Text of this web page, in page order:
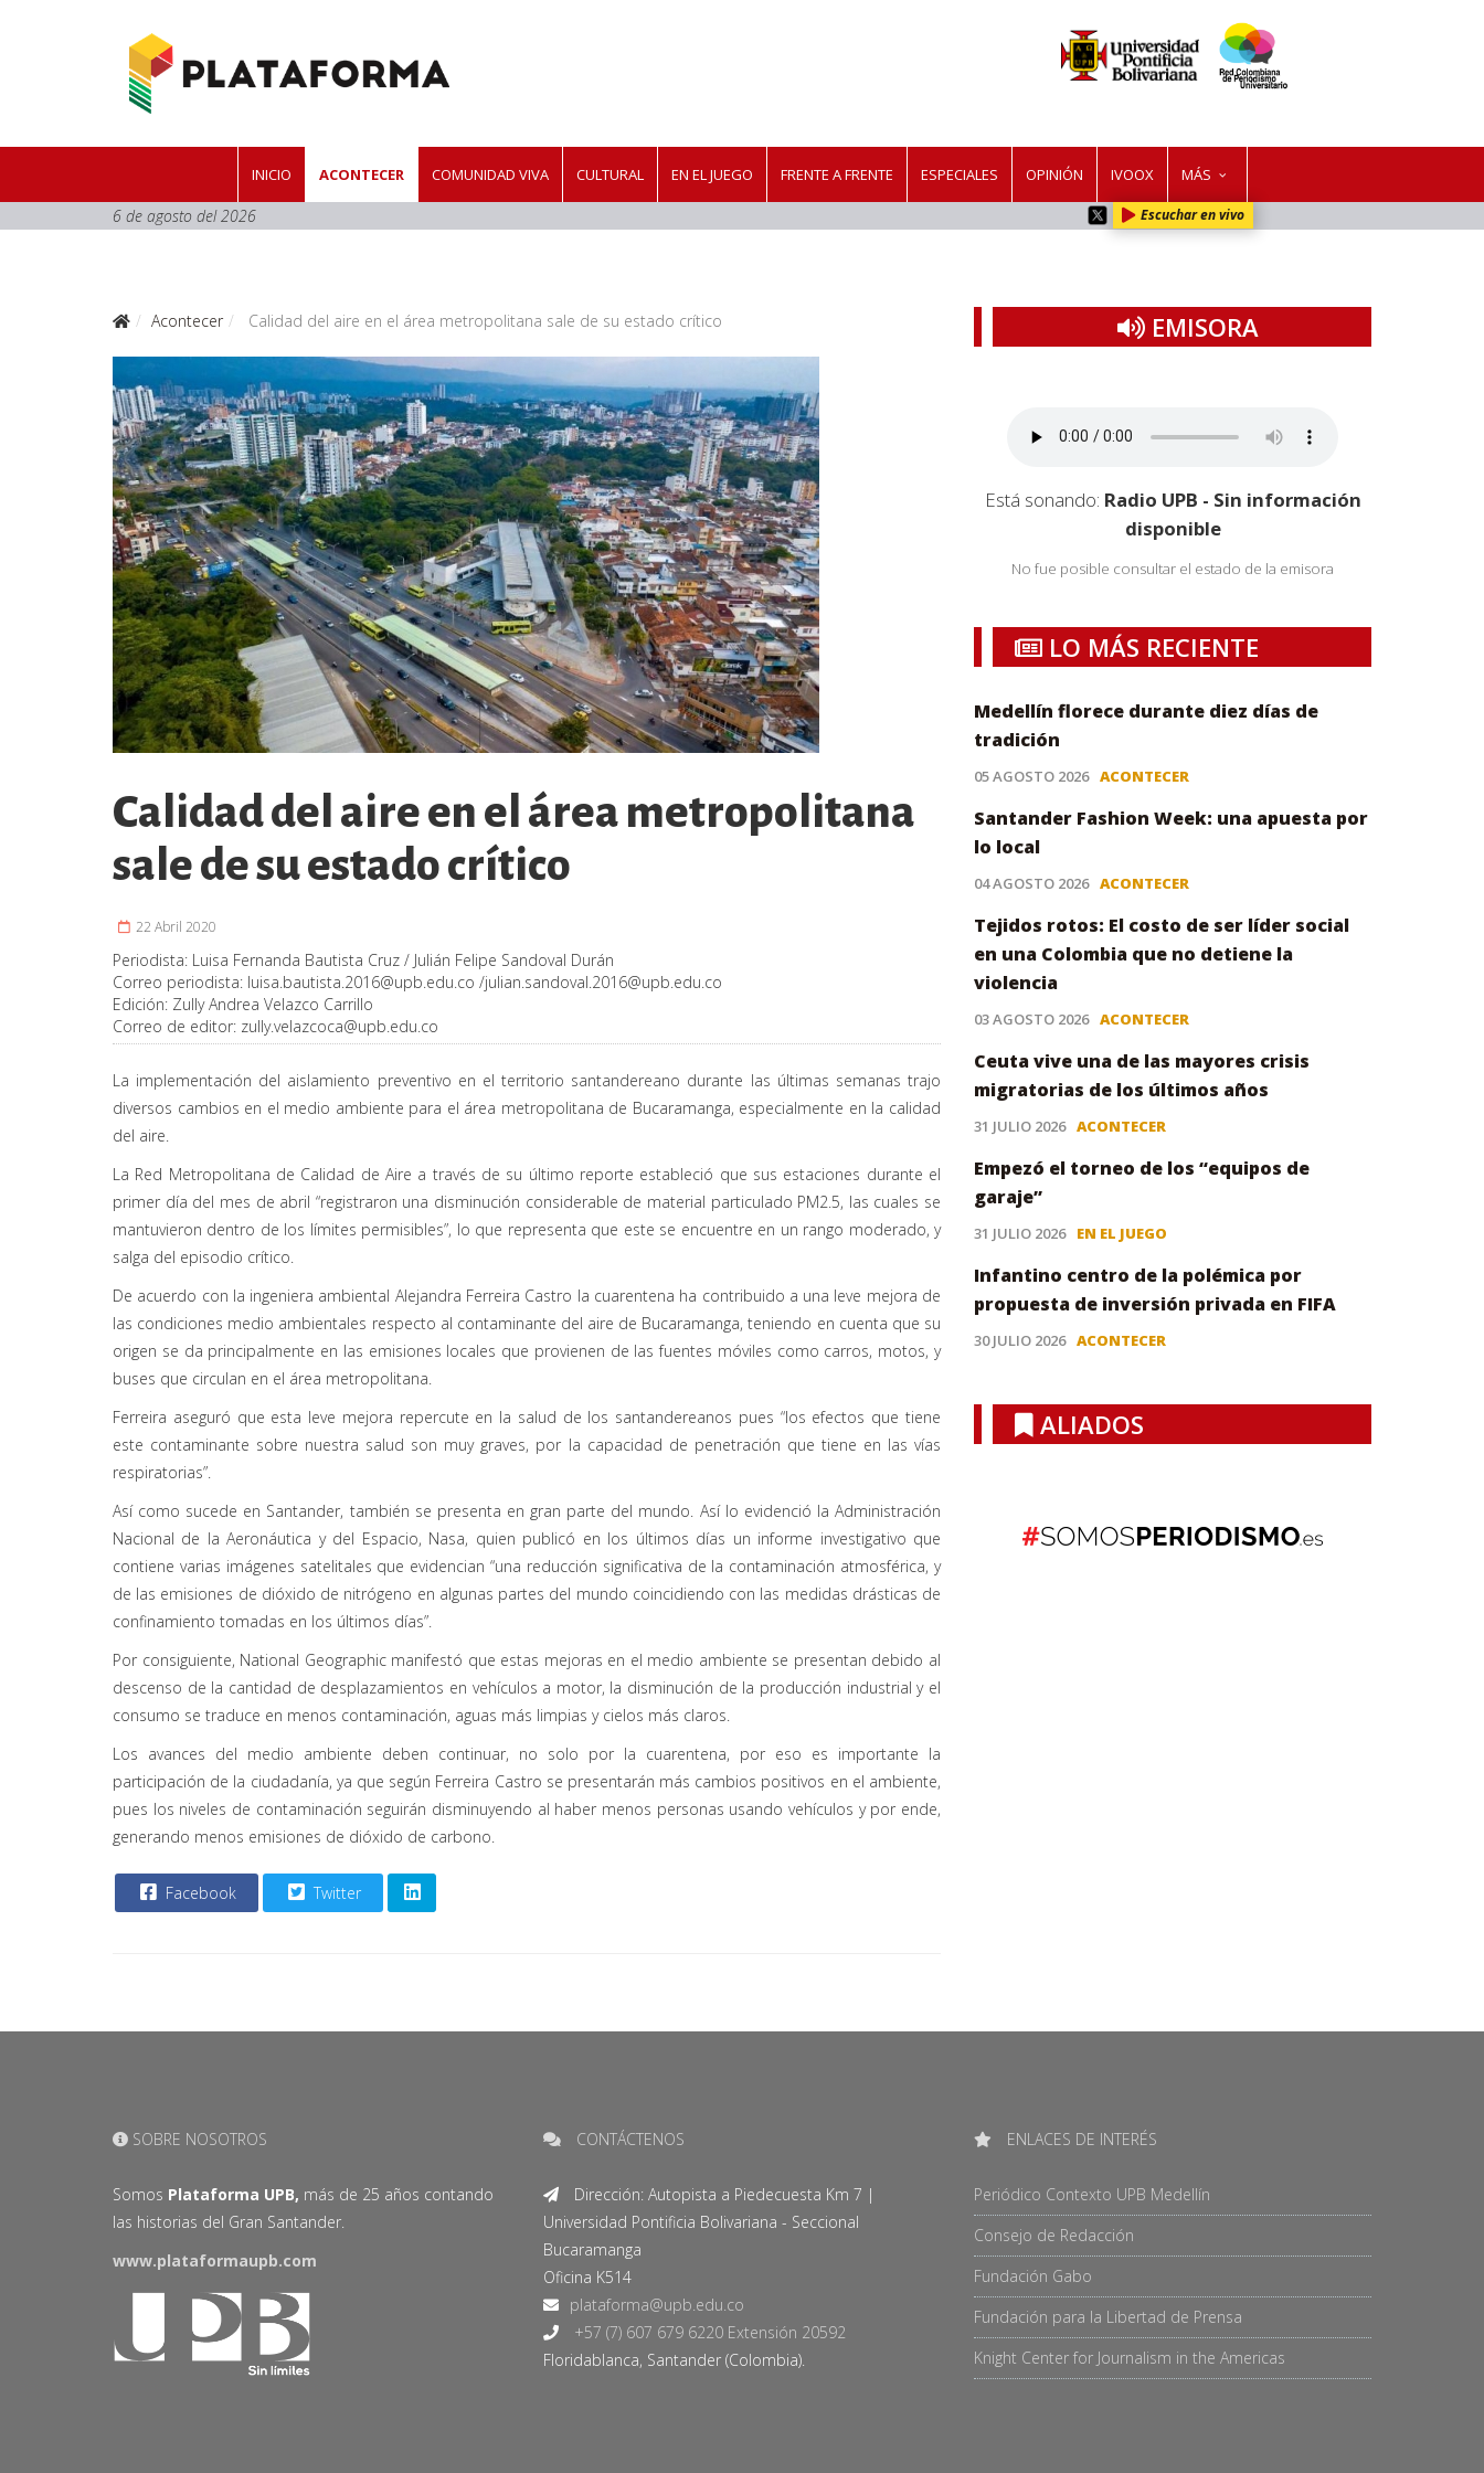
INICIO ACONTECER COMUNIDAD VIVA CULTURAL EN EL JUEGO FRENTE A FRENTE ESPECIALES OPINIÓN IVOOX MÁS
6 de agosto del 2026 Escuchar en vivo
Acontecer Calidad del aire en el área metropolitana sale de su estado crítico
Calidad del aire en el área metropolitana
sale de su estado crítico
22 Abril 2020
Periodista: Luisa Fernanda Bautista Cruz / Julián Felipe Sandoval Durán
Correo periodista: luisa.bautista.2016@upb.edu.co /julian.sandoval.2016@upb.edu.co
Edición: Zully Andrea Velazco Carrillo
Correo de editor: zully.velazcoca@upb.edu.co
La implementación del aislamiento preventivo en el territorio santandereano durante las últimas semanas trajo
diversos cambios en el medio ambiente para el área metropolitana de Bucaramanga, especialmente en la calidad
del aire.
La Red Metropolitana de Calidad de Aire a través de su último reporte estableció que sus estaciones durante el
primer día del mes de abril “registraron una disminución considerable de material particulado PM2.5, las cuales se
mantuvieron dentro de los límites permisibles”, lo que representa que este se encuentre en un rango moderado, y
salga del episodio crítico.
De acuerdo con la ingeniera ambiental Alejandra Ferreira Castro la cuarentena ha contribuido a una leve mejora de
las condiciones medio ambientales respecto al contaminante del aire de Bucaramanga, teniendo en cuenta que su
origen se da principalmente en las emisiones locales que provienen de las fuentes móviles como carros, motos, y
buses que circulan en el área metropolitana.
Ferreira aseguró que esta leve mejora repercute en la salud de los santandereanos pues “los efectos que tiene
este contaminante sobre nuestra salud son muy graves, por la capacidad de penetración que tiene en las vías
respiratorias”.
Así como sucede en Santander, también se presenta en gran parte del mundo. Así lo evidenció la Administración
Nacional de la Aeronáutica y del Espacio, Nasa, quien publicó en los últimos días un informe investigativo que
contiene varias imágenes satelitales que evidencian “una reducción significativa de la contaminación atmosférica, y
de las emisiones de dióxido de nitrógeno en algunas partes del mundo coincidiendo con las medidas drásticas de
confinamiento tomadas en los últimos días”.
Por consiguiente, National Geographic manifestó que estas mejoras en el medio ambiente se presentan debido al
descenso de la cantidad de desplazamientos en vehículos a motor, la disminución de la producción industrial y el
consumo se traduce en menos contaminación, aguas más limpias y cielos más claros.
Los avances del medio ambiente deben continuar, no solo por la cuarentena, por eso es importante la
participación de la ciudadanía, ya que según Ferreira Castro se presentarán más cambios positivos en el ambiente,
pues los niveles de contaminación seguirán disminuyendo al haber menos personas usando vehículos y por ende,
generando menos emisiones de dióxido de carbono.
Facebook Twitter
EMISORA
Está sonando: Radio UPB - Sin información
disponible
No fue posible consultar el estado de la emisora
LO MÁS RECIENTE
Medellín florece durante diez días de
tradición
05 AGOSTO 2026 ACONTECER
Santander Fashion Week: una apuesta por
lo local
04 AGOSTO 2026 ACONTECER
Tejidos rotos: El costo de ser líder social
en una Colombia que no detiene la
violencia
03 AGOSTO 2026 ACONTECER
Ceuta vive una de las mayores crisis
migratorias de los últimos años
31 JULIO 2026 ACONTECER
Empezó el torneo de los “equipos de
garaje”
31 JULIO 2026 EN EL JUEGO
Infantino centro de la polémica por
propuesta de inversión privada en FIFA
30 JULIO 2026 ACONTECER
ALIADOS
SOBRE NOSOTROS
Somos Plataforma UPB, más de 25 años contando
las historias del Gran Santander.
www.plataformaupb.com
CONTÁCTENOS
Dirección: Autopista a Piedecuesta Km 7 |
Universidad Pontificia Bolivariana - Seccional
Bucaramanga
Oficina K514
+57 (7) 607 679 6220 Extensión 20592
Floridablanca, Santander (Colombia).
ENLACES DE INTERÉS
Periódico Contexto UPB Medellín
Consejo de Redacción
Fundación Gabo
Fundación para la Libertad de Prensa
Knight Center for Journalism in the Americas